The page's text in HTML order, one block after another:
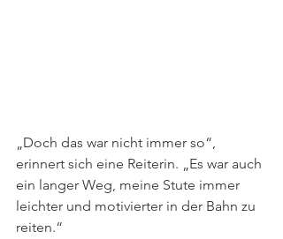
„Doch das war nicht immer so“,
erinnert sich eine Reiterin. „Es war auch
ein langer Weg, meine Stute immer
leichter und motivierter in der Bahn zu
reiten.“